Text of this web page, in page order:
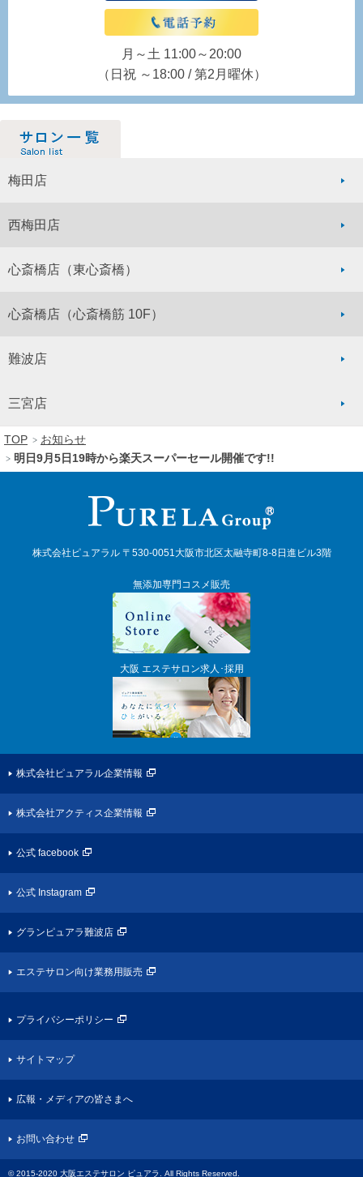
月～土 11:00～20:00
（日祝 ～18:00 / 第2月曜休）
梅田店
西梅田店
心斎橋店 （東心斎橋）
心斎橋店 （心斎橋筋 10F）
難波店
三宮店
TOP
お知らせ
明日9月5日19時から楽天スーパーセール開催です!!
株式会社ピュアラル 〒530-0051大阪市北区太融寺町8-8日進ビル3階
無添加専門コスメ販売
大阪 エステサロン求人･採用
株式会社ピュアラル企業情報
株式会社アクティス企業情報
公式 facebook
公式 Instagram
グランピュアラ難波店
エステサロン向け業務用販売
プライバシーポリシー
サイトマップ
広報・メディアの皆さまへ
お問い合わせ
© 2015-2020 大阪エステサロン ピュアラ. All Rights Reserved.